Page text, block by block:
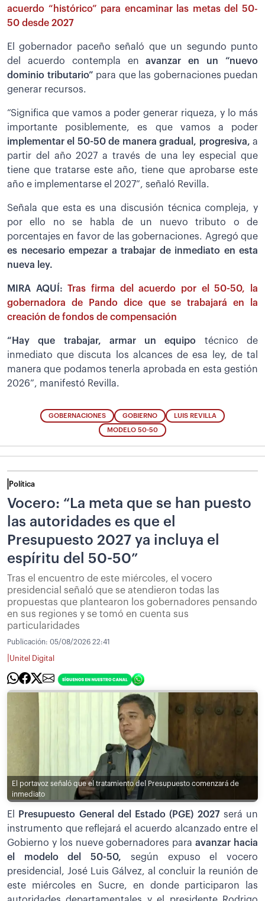
acuerdo “histórico” para encaminar las metas del 50-
50 desde 2027
El gobernador paceño señaló que un segundo punto
del acuerdo contempla enavanzar en un “nuevo
dominio tributario” para que las gobernaciones puedan
generar recursos.
“Significa que vamos a poder generar riqueza, y lo más
importante posiblemente, es que vamos a poder
implementar el 50-50 de manera gradual, progresiva, a
partir del año 2027 a través de una ley especial que
tiene que tratarse este año, tiene que aprobarse este
año e implementarse el 2027”, señaló Revilla.
Señala que esta es una discusión técnica compleja, y
por ello no se habla de un nuevo tributo o de
porcentajes en favor de las gobernaciones. Agregó que
es necesario empezar a trabajar de inmediato en esta
nueva ley.
MIRA AQUÍ:Tras firma del acuerdo por el 50-50, la
gobernadora de Pando dice que se trabajará en la
creación de fondos de compensación
“Hay que trabajar, armar un equipo técnico de
inmediato que discuta los alcances de esa ley, de tal
manera que podamos tenerla aprobada en esta gestión
2026”, manifestó Revilla.
GOBERNACIONES GOBIERNO LUIS REVILLA
MODELO 50-50
Política
Vocero: “La meta que se han puesto
las autoridades es que el
Presupuesto 2027 ya incluya el
espíritu del 50-50”
Tras el encuentro de este miércoles, el vocero
presidencial señaló que se atendieron todas las
propuestas que plantearon los gobernadores pensando
en sus regiones y se tomó en cuenta sus
particularidades
Publicación: 05/08/2026 22:41
Unitel Digital
El portavoz señaló que el tratamiento del Presupuesto comenzará de
inmediato
El Presupuesto General del Estado (PGE) 2027 será un
instrumento que reflejará el acuerdo alcanzado entre el
Gobierno y los nueve gobernadores paraavanzar hacia
el modelo del 50-50, según expuso el vocero
presidencial, José Luis Gálvez, al concluir la reunión de
este miércoles en Sucre, en donde participaron las